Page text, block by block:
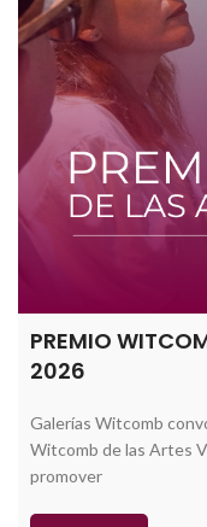
PREMIO
2026
Galerías Witcomb
Witcomb de las Artes
promover